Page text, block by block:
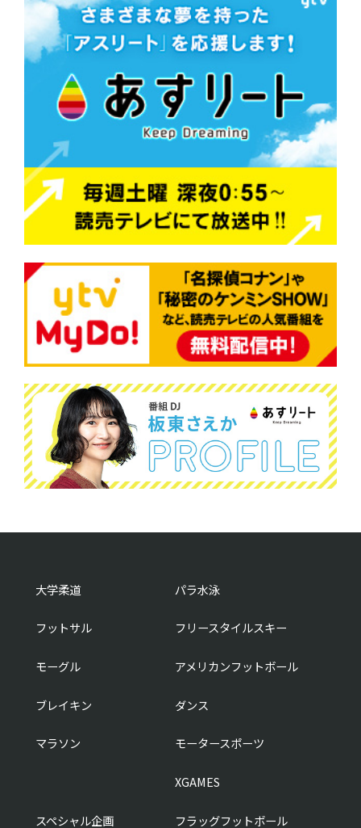
大学柔道 パラ水泳
フットサル フリースタイルスキー
モーグル アメリカンフットボール
ブレイキン ダンス
マラソン モータースポーツ
XGAMES
スペシャル企画 フラッグフットボール